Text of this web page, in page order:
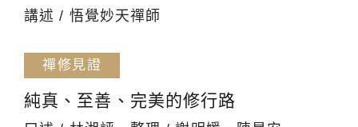
講述 / 悟覺妙天禪師
禪修見證
純真、至善、完美的修行路